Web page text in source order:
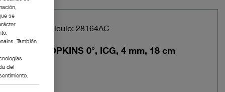
Núm. de artículo: 28164AC
Óptica HOPKINS 0°, ICG, 4 mm, 18 cm
se
También
del